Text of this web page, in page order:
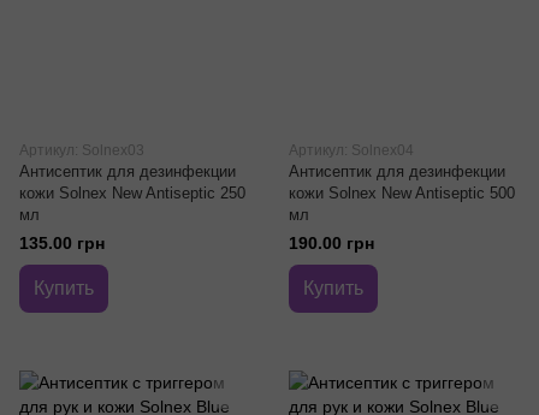
Артикул: Solnex03
Антисептик для дезинфекции
кожи Solnex New Antiseptic 250
мл
135.00 грн
Купить
Артикул: Solnex04
Антисептик для дезинфекции
кожи Solnex New Antiseptic 500
мл
190.00 грн
Купить